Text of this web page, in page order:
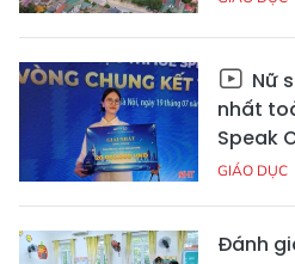
Nữ
nhất
Speak
GIÁO DỤC
Đánh